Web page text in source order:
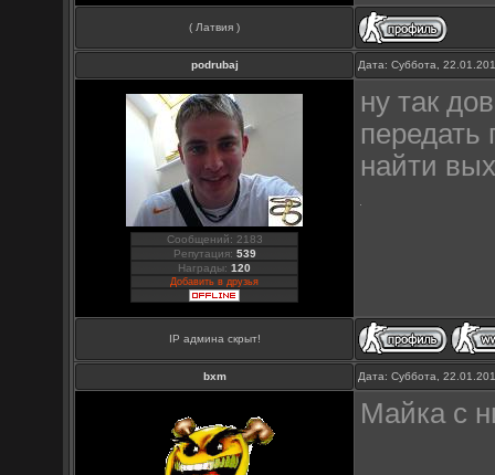
( Латвия )
podrubaj Дата: Суббота,
Сообщений: 2183
Репутация: 539
Награды:120
Добавить в друзья
ну так
передать
найти
IP админа скрыт!
bxm Дата: Суббота,
Майка с